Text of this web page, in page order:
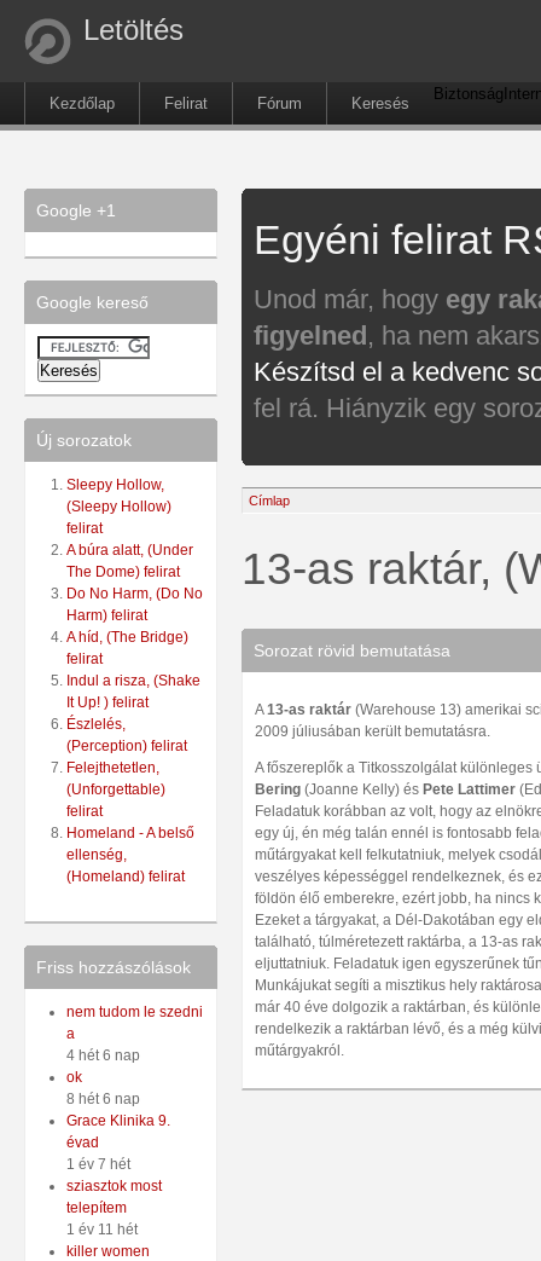
Letöltés
Kezdőlap Felirat Fórum Keresés
Biztonság
Google +1
Google kereső
Új sorozatok
Sleepy Hollow,
(Sleepy Hollow)
felirat
A búra alatt, (Under
The Dome) felirat
Do No Harm, (Do No
Harm) felirat
A híd, (The Bridge)
felirat
Indul a risza, (Shake
It Up! ) felirat
Észlelés,
(Perception) felirat
Felejthetetlen,
(Unforgettable)
felirat
Homeland - A belső
ellenség,
(Homeland) felirat
Friss hozzászólások
nem tudom le szedni
a
4 hét 6 nap
ok
8 hét 6 nap
Grace Klinika 9.
évad
1 év 7 hét
sziasztok most
telepítem
1 év 11 hét
killer women
Egyéni felirat
Unod már, hogy egy
figyelned, ha nem
Készítsd el a kedvenc
fel rá. Hiányzik egy
Címlap
13-as raktár,
Sorozat rövid bemutatása
A13-as raktár (Warehouse 13) amerikai
2009 júliusában került bemutatásra.
A főszereplők a Titkosszolgálat különleges
Bering (Joanne Kelly) és Pete Lattimer
Feladatuk korábban az volt, hogy az
egy új, én még talán ennél is fontosabb
műtárgyakat kell felkutatniuk, melyek
veszélyes képességgel rendelkeznek, és
földön élő emberekre, ezért jobb, ha nincs
Ezeket a tárgyakat, a Dél-Dakotában egy
található, túlméretezett raktárba, a 13-as
eljuttatniuk. Feladatuk igen egyszerűnek
Munkájukat segíti a misztikus hely
már 40 éve dolgozik a raktárban, és
rendelkezik a raktárban lévő, és a még
műtárgyakról.